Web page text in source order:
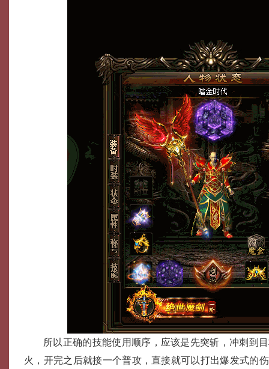
所以正确的技能使用顺序，应该是先突斩，冲刺到
火，开完之后就接一个普攻，直接就可以打出爆发式的